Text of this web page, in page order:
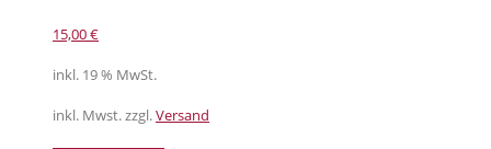
15,00€
inkl. 19 % MwSt.
inkl. Mwst. zzgl.Versand